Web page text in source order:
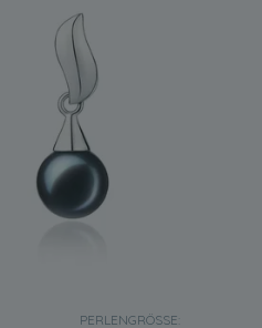
PERLENGRÖSSE: